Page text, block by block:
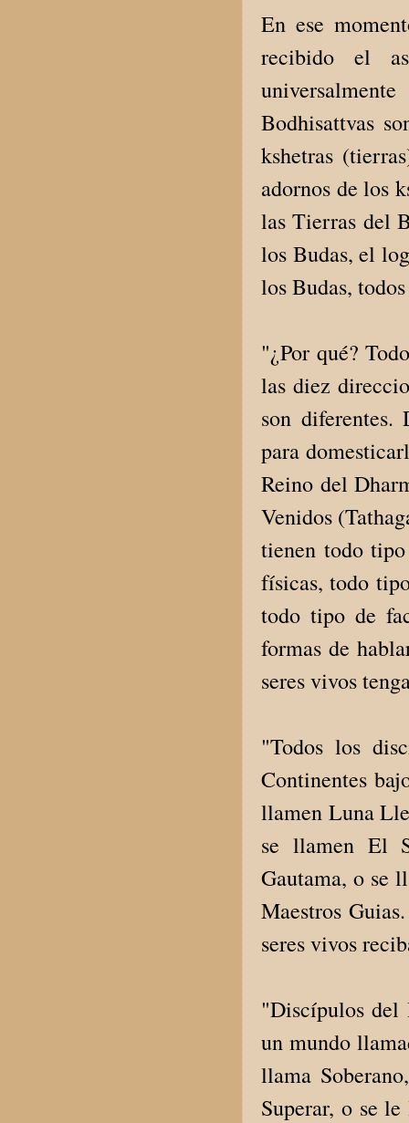
En ese
recibido el
Bodhisattvas
kshetras
adornos de los
las Tierras del
los Budas, el
los Budas,
"¿Por qué?
las diez
son diferentes.
para
Reino del
Venidos
tienen todo
físicas, todo
todo tipo de
formas de
seres vivos
"Todos los
Continentes
llamen Luna
se llamen El
Gautama, o se
Maestros
seres vivos
"Discípulos del
un mundo
llama
Superar, o se